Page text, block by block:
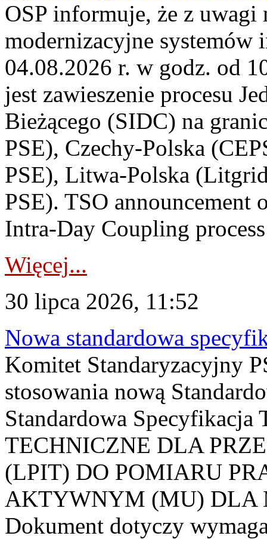
OSP informuje, że z uwagi
modernizacyjne
04.08.2026 r. w godz. od
jest zawieszenie procesu
Bieżącego (SIDC) na
PSE), Czechy-Polska
PSE), Litwa-Polska
PSE). TSO announcement
Intra-Day Coupling
Więcej...
30 lipca 2026, 11:52
Nowa standardowa
Komitet Standaryzacyjny
stosowania nową
Standardowa
TECHNICZNE DLA
(LPIT) DO POMIARU
AKTYWNYM (MU) DLA
Dokument dotyczy